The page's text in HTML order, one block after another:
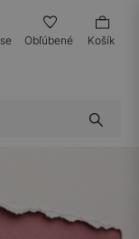
Obľúbené Košík